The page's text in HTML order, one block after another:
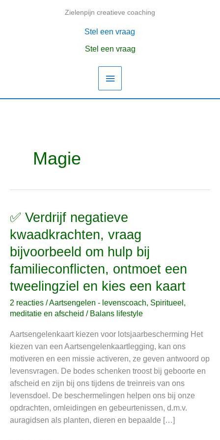
Zielenpijn creatieve coaching
Hoofdmenu
Stel een vraag
Stel een vraag
Magie
✅ Verdrijf negatieve
kwaadkrachten, vraag
bijvoorbeeld om hulp bij
familieconflicten, ontmoet een
tweelingziel en kies een kaart
2 reacties /Aartsengelen - levenscoach, Spiritueel,
meditatie en afscheid / Balans lifestyle
Aartsengelenkaart kiezen voor lotsjaarbescherming Het
kiezen van een Aartsengelenkaartlegging, kan ons
motiveren en een missie activeren, ze geven antwoord op
levensvragen. De bodes schenken troost bij geboorte en
afscheid en zijn bij ons tijdens de treinreis van ons
levensdoel. De beschermelingen helpen ons bij onze
opdrachten, omleidingen en gebeurtenissen, d.m.v.
auragidsen als planten, dieren en bepaalde […]
✅
negatieve
kwaadkrachten,
vraag
bijvoorbeeld
om
hulp
bij
ontmoet
een
tweelingziel
en
kies
een
kaart